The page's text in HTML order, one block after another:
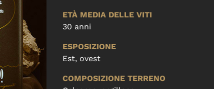
ETÀ MEDIA DELLE VITI
30 anni
ESPOSIZIONE
Est, ovest
COMPOSIZIONE TERRENO